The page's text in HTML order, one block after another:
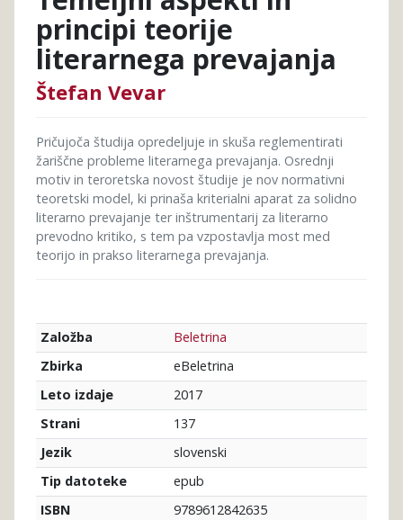
principi teorije
literarnega prevajanja
Štefan Vevar
Pričujoča študija opredeljuje in skuša reglementirati
žariščne probleme literarnega prevajanja. Osrednji
motiv in teroretska novost študije je nov normativni
teoretski model, ki prinaša kriterialni aparat za solidno
literarno prevajanje ter inštrumentarij za literarno
prevodno kritiko, s tem pa vzpostavlja most med
teorijo in prakso literarnega prevajanja.
Založba
Beletrina
Zbirka
eBeletrina
Leto izdaje
2017
Strani
137
Jezik
slovenski
Tip datoteke
epub
ISBN
9789612842635